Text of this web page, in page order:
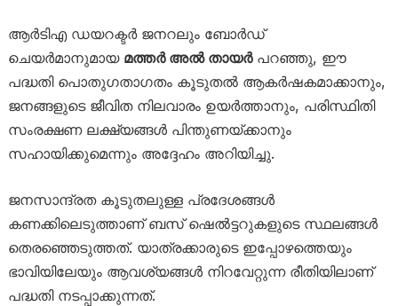
ആർടിഎ ഡയറക്ടർ ജനറലും ബോർഡ്
ചെയർമാനുമായ മത്തർ അൽ തായർപറഞ്ഞു, ഈ
പദ്ധതി പൊതുഗതാഗതം കൂടുതൽ ആകർഷകമാക്കാനും,
ജനങ്ങളുടെ ജീവിത നിലവാരം ഉയർത്താനും, പരിസ്ഥിതി
സംരക്ഷണ ലക്ഷ്യങ്ങൾ പിന്തുണയ്ക്കാനും
സഹായിക്കുമെന്നും അദ്ദേഹം അറിയിച്ചു.
ജനസാന്ദ്രത കൂടുതലുള്ള പ്രദേശങ്ങൾ
കണക്കിലെടുത്താണ് ബസ് ഷെൽട്ടറുകളുടെ സ്ഥലങ്ങൾ
തെരഞ്ഞെടുത്തത്. യാത്രക്കാരുടെ ഇപ്പോഴത്തെയും
ഭാവിയിലേയും ആവശ്യങ്ങൾ നിറവേറ്റുന്ന രീതിയിലാണ്
പദ്ധതി നടപ്പാക്കുന്നത്.